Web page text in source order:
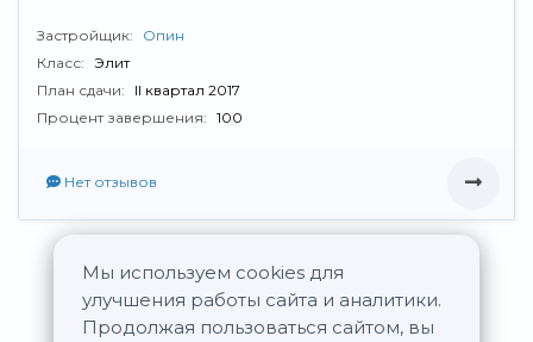
Мы используем cookies для
улучшения работы сайта и аналитики.
Продолжая пользоваться сайтом, вы
Застройщик:
Опин
Класс: Элит
План сдачи:
II квартал 2017
Процент завершения: 100
Нет отзывов
Все новостройки Опин